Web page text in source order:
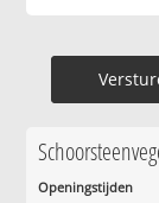
Openingstijden